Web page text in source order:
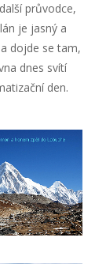
průvodce,
je jasný a
dojde se tam,
dnes svítí
den.